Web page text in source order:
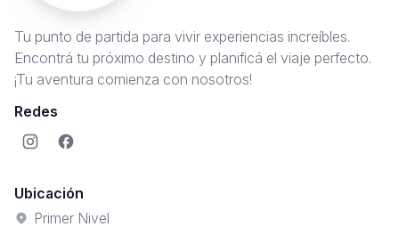
Tu punto de partida para vivir experiencias increíbles.
Encontrá tu próximo destino y planificá el viaje perfecto.
¡Tu aventura comienza con nosotros!
Redes
Ubicación
Primer Nivel